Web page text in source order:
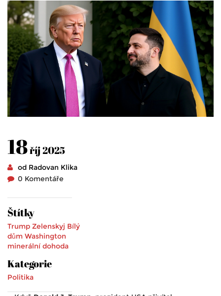
18říj 2025
od Radovan Klika
0 Komentáře
Štítky
Trump Zelenskyj Bílý
dům Washington
minerální dohoda
Kategorie
Politika